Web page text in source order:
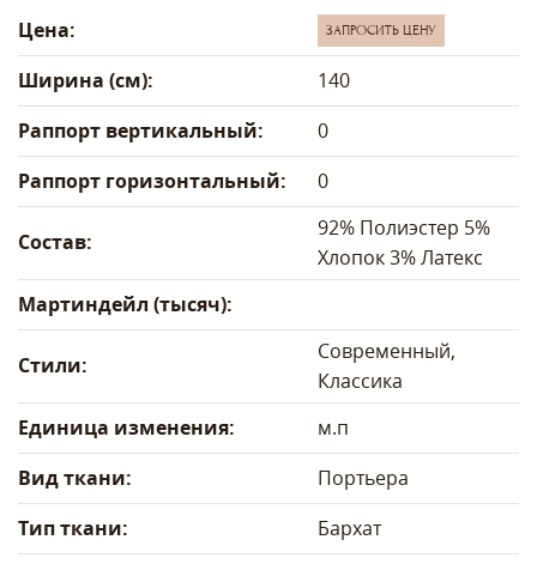
Цена: ЗАПРОСИТЬ ЦЕНУ
Ширина (см):
140
Раппорт вертикальный:
0
Раппорт горизонтальный:
0
Состав:
92% Полиэстер 5%
Хлопок 3% Латекс
Мартиндейл (тысяч):
Стили:
Современный,
Классика
Единица изменения:
м.п
Вид ткани:
Портьера
Тип ткани:
Бархат